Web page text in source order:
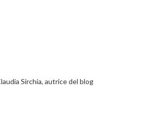
Sirchia, autrice del blog